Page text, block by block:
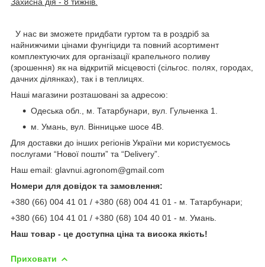
У нас ви зможете придбати гуртом та в роздріб за
найнижчими цінами фунгіциди та повний асортимент
комплектуючих для організації крапельного поливу
(зрошення) як на відкритій місцевості (сільгос. полях, городах,
дачних ділянках), так і в теплицях.
Наші магазини розташовані за адресою:
Одеська обл., м. Татарбунари, вул. Гульченка 1.
м. Умань, вул. Вінницьке шосе 4В.
Для доставки до інших регіонів України ми користуємось
послугами “Нової пошти” та “Delivery”.
Наш email: glavnui.agronom@gmail.com
Номери для довідок та замовлення:
+380 (66) 004 41 01 / +380 (68) 004 41 01 - м. Татарбунари;
+380 (66) 104 41 01 / +380 (68) 104 40 01 - м. Умань.
Наш товар - це доступна ціна та висока якість!
Приховати